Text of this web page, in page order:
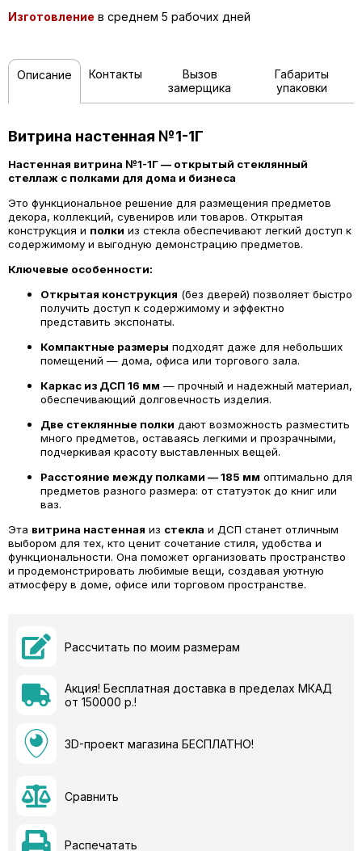
Изготовление в среднем 5 рабочих дней
Описание Контакты
Вызов
замерщика
Габариты
упаковки
Витрина настенная №1-1Г
Настенная витрина №1-1Г — открытый стеклянный
стеллаж с полками для дома и бизнеса
Это функциональное решение для размещения предметов
декора, коллекций, сувениров или товаров. Открытая
конструкция и полки из стекла обеспечивают легкий доступ к
содержимому и выгодную демонстрацию предметов.
Ключевые особенности:
Открытая конструкция (без дверей) позволяет быстро
получить доступ к содержимому и эффектно
представить экспонаты.
Компактные размеры подходят даже для небольших
помещений — дома, офиса или торгового зала.
Каркас из ДСП 16 мм — прочный и надежный материал,
обеспечивающий долговечность изделия.
Две стеклянные полки дают возможность разместить
много предметов, оставаясь легкими и прозрачными,
подчеркивая красоту выставленных вещей.
Расстояние между полками — 185 мм оптимально для
предметов разного размера: от статуэток до книг или
ваз.
Эта витрина настенная из стекла и ДСП станет отличным
выбором для тех, кто ценит сочетание стиля, удобства и
функциональности. Она поможет организовать пространство
и продемонстрировать любимые вещи, создавая уютную
атмосферу в доме, офисе или торговом пространстве.
Рассчитать по моим размерам
Акция! Бесплатная доставка в пределах МКАД
от 150000 р.!
3D-проект магазина БЕСПЛАТНО!
Сравнить
Распечатать